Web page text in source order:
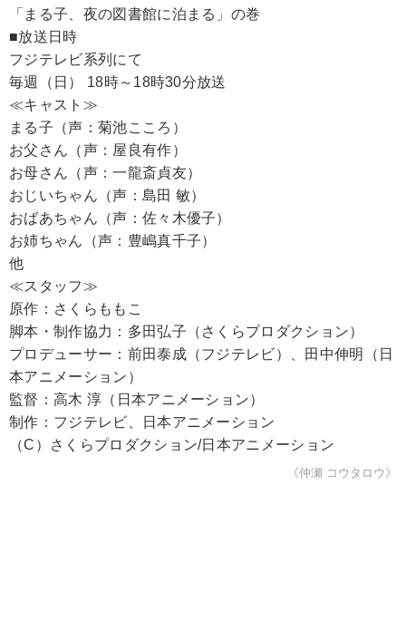
「まる子、夜の図書館に泊まる」の巻
■放送日時
フジテレビ系列にて
毎週（日） 18時～18時30分放送
≪キャスト≫
まる子（声：菊池こころ）
お父さん（声：屋良有作）
お母さん（声：一龍斎貞友）
おじいちゃん（声：島田 敏）
おばあちゃん（声：佐々木優子）
お姉ちゃん（声：豊嶋真千子）
他
≪スタッフ≫
原作：さくらももこ
脚本・制作協力：多田弘子（さくらプロダクション）
プロデューサー：前田泰成（フジテレビ）、田中伸明（日
本アニメーション）
監督：高木 淳（日本アニメーション）
制作：フジテレビ、日本アニメーション
（C）さくらプロダクション/日本アニメーション
《仲瀬 コウタロウ》